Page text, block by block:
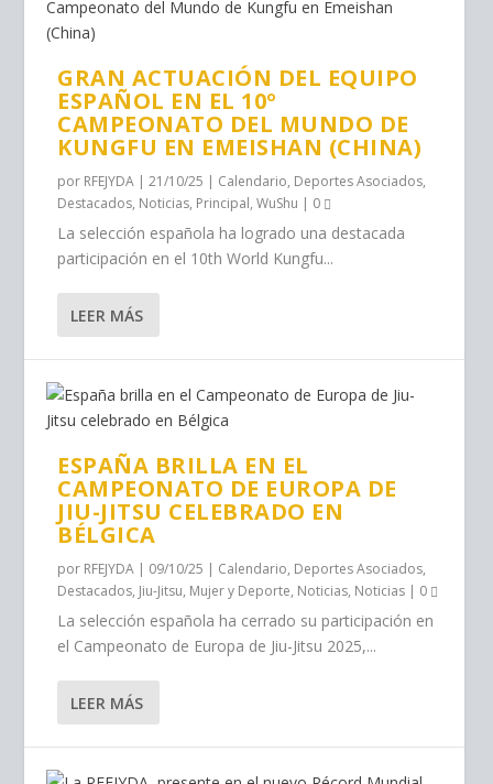
GRAN ACTUACIÓN DEL EQUIPO
ESPAÑOL EN EL 10º
CAMPEONATO DEL MUNDO DE
KUNGFU EN EMEISHAN (CHINA)
por RFEJYDA |21/10/25 | Calendario, Deportes Asociados,
Destacados, Noticias, Principal,WuShu | 0
La selección española ha logrado una destacada
participación en el 10th World Kungfu...
LEER MÁS
ESPAÑA BRILLA EN EL
CAMPEONATO DE EUROPA DE
JIU-JITSU CELEBRADO EN
BÉLGICA
por RFEJYDA | 09/10/25 | Calendario, Deportes Asociados,
Destacados, Jiu-Jitsu, Mujer y Deporte, Noticias, Noticias | 0
La selección española ha cerrado su participación en
el Campeonato de Europa de Jiu-Jitsu 2025,...
LEER MÁS